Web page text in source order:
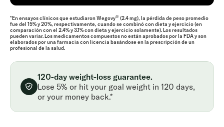
*En ensayos clínicos que estudiaron Wegovy® (2.4 mg), la pérdida de peso promedio
fue del 15% y 20%, respectivamente, cuando se combinó con dieta y ejercicio (en
comparación con el 2.4% y 3.1% con dieta y ejercicio solamente). Los resultados
pueden variar. Los medicamentos compuestos no están aprobados por la FDA y son
elaborados por una farmacia con licencia basándose en la prescripción de un
profesional de la salud.
120-day weight-loss guarantee.
Lose 5% or hit your goal weight in 120 days,
or your money back.*